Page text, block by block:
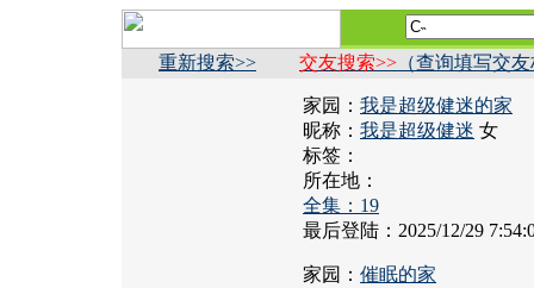
重新搜索>> 交友搜索>> （查询填写交
家园： 我是超级健迷的家
昵称： 我是超级健迷 女
标签：
所在地：
全集：19
最后登陆：2025/12/29
家园： 催眠的家